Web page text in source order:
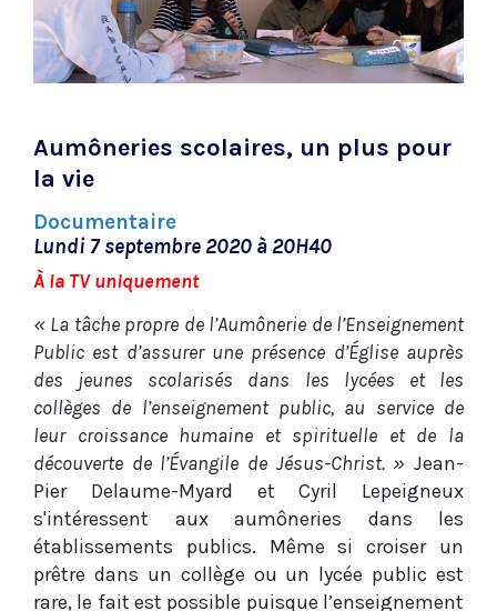
Aumôneries scolaires, un plus pour
la vie
Documentaire
Lundi 7 septembre 2020 à 20H40
À la TV uniquement
« La tâche propre de l’Aumônerie de l’Enseignement
Public est d’assurer une présence d’Église auprès
des jeunes scolarisés dans les lycées et les
collèges de l’enseignement public, au service de
leur croissance humaine et spirituelle et de la
découverte de l’Évangile de Jésus-Christ. » Jean-
Pier Delaume-Myard et Cyril Lepeigneux
s'intéressent aux aumôneries dans les
établissements publics. Même si croiser un
prêtre dans un collège ou un lycée public est
rare, le fait est possible puisque l’enseignement